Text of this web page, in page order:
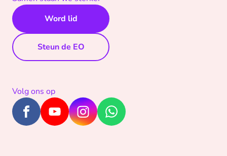
Word lid
Steun de EO
Volg ons op